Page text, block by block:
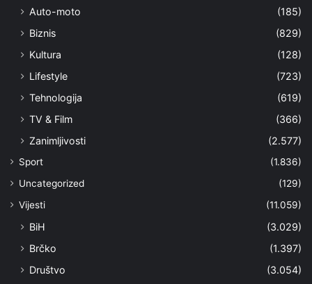
Auto-moto
(185)
Biznis
(829)
Kultura
(128)
Lifestyle
(723)
Tehnologija
(619)
TV & Film
(366)
Zanimljivosti
(2.577)
Sport
(1.836)
Uncategorized
(129)
Vijesti
(11.059)
BiH
(3.029)
Brčko
(1.397)
Društvo
(3.054)